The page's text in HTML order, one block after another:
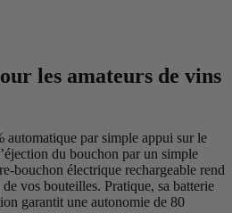
les amateurs de vins
par simple appui sur le
du bouchon par un simple
bouchon électrique rechargeable rend
vos bouteilles. Pratique, sa batterie
garantit une autonomie de 80